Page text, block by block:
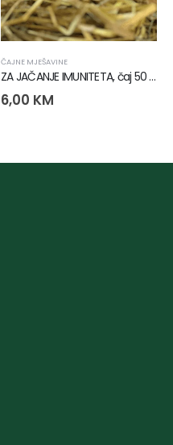
ČAJNE MJEŠAVINE
ZA JAČANJE IMUNITETA, čaj 50 gr.
6,00 KM